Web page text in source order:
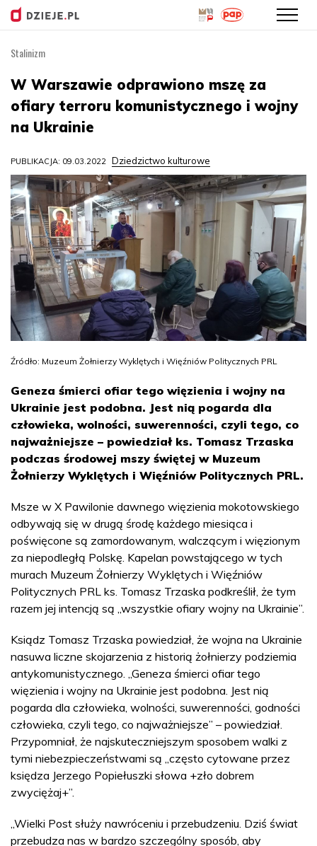
treści
Stalinizm
W Warszawie odprawiono mszę za
ofiary terroru komunistycznego i wojny
na Ukrainie
PUBLIKACJA: 09.03.2022 Dziedzictwo kulturowe
Źródło: Muzeum Żołnierzy Wyklętych i Więźniów Politycznych PRL
Geneza śmierci ofiar tego więzienia i wojny na
Ukrainie jest podobna. Jest nią pogarda dla
człowieka, wolności, suwerenności, czyli tego, co
najważniejsze – powiedział ks. Tomasz Trzaska
podczas środowej mszy świętej w Muzeum
Żołnierzy Wyklętych i Więźniów Politycznych PRL.
Msze w X Pawilonie dawnego więzienia mokotowskiego
odbywają się w drugą środę każdego miesiąca i
poświęcone są zamordowanym, walczącym i więzionym
za niepodległą Polskę. Kapelan powstającego w tych
murach Muzeum Żołnierzy Wyklętych i Więźniów
Politycznych PRL ks. Tomasz Trzaska podkreślił, że tym
razem jej intencją są „wszystkie ofiary wojny na Ukrainie”.
Ksiądz Tomasz Trzaska powiedział, że wojna na Ukrainie
nasuwa liczne skojarzenia z historią żołnierzy podziemia
antykomunistycznego. „Geneza śmierci ofiar tego
więzienia i wojny na Ukrainie jest podobna. Jest nią
pogarda dla człowieka, wolności, suwerenności, godności
człowieka, czyli tego, co najważniejsze” – powiedział.
Przypomniał, że najskuteczniejszym sposobem walki z
tymi niebezpieczeństwami są „często cytowane przez
księdza Jerzego Popiełuszki słowa +zło dobrem
zwyciężaj+”.
„Wielki Post służy nawróceniu i przebudzeniu. Dziś świat
przebudza nas w bardzo szczególny sposób, aby